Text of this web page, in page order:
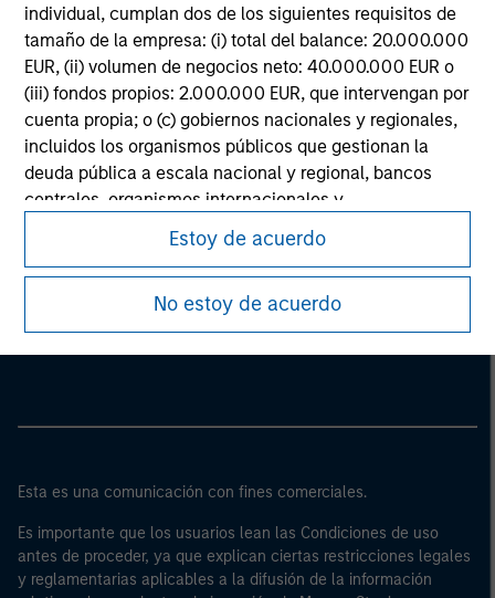
individual, cumplan dos de los siguientes requisitos de
tamaño de la empresa: (i) total del balance: 20.000.000
EUR, (ii) volumen de negocios neto: 40.000.000 EUR o
(iii) fondos propios: 2.000.000 EUR, que intervengan por
cuenta propia; o (c) gobiernos nacionales y regionales,
incluidos los organismos públicos que gestionan la
deuda pública a escala nacional y regional, bancos
centrales, organismos internacionales y
supranacionales como el Banco Mundial, el FMI, el BCE,
el BEI y otras organizaciones internacionales similares,
que intervengan por cuenta propia.
“inversor profesional” no sea la definición prevista por
Estoy de acuerdo
No estoy de acuerdo
Morgan Stanley Careers
Esta es una comunicación con fines comerciales.
Es importante que los usuarios lean las Condiciones de uso
antes de proceder, ya que explican ciertas restricciones legales
y reglamentarias aplicables a la difusión de la información